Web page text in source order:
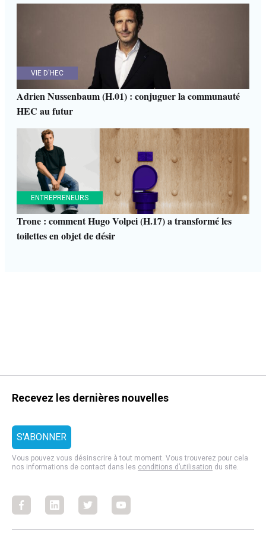
VIE D'HEC
Adrien Nussenbaum (H.01) : conjuguer la communauté
HEC au futur
ENTREPRENEURS
Trone : comment Hugo Volpei (H.17) a transformé les
toilettes en objet de désir
Recevez les dernières nouvelles
Vous pouvez vous désinscrire à tout moment. Vous trouverez pour cela
nos informations de contact dans les conditions d’utilisation du site.
FacebookFacebookFacebookFacebook